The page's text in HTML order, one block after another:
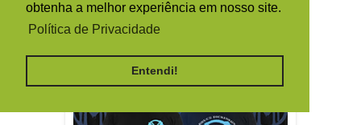
obtenha a melhor experiência em nosso site.
Política de Privacidade
Entendi!